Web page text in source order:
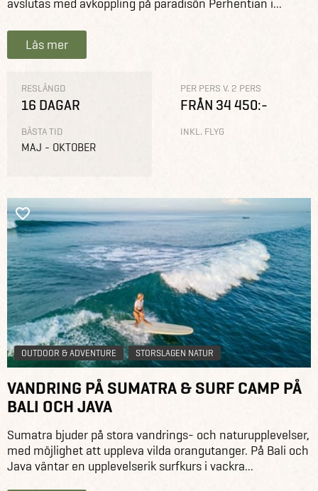
avslutas med avkoppling på paradisön Perhentian i...
Läs mer
RESLÄNGD
16 DAGAR
BÄSTA TID
MAJ - OKTOBER
PER PERS V. 2 PERS
FRÅN 34 450:-
INKL. FLYG
OUTDOOR & ADVENTURE STORSLAGEN NATUR
VANDRING PÅ SUMATRA & SURF CAMP PÅ
BALI OCH JAVA
Sumatra bjuder på stora vandrings- och naturupplevelser,
med möjlighet att uppleva vilda orangutanger. På Bali och
Java väntar en upplevelserik surfkurs i vackra...